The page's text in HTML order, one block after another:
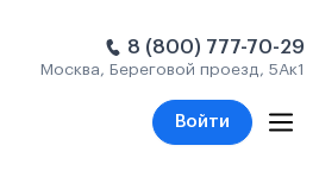
8 (800) 777-70-29
Москва, Береговой проезд, 5Ак1
Войти